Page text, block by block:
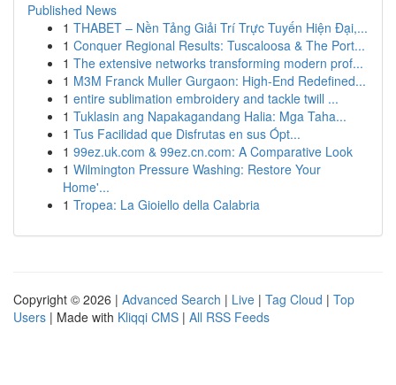
Published News
1 THABET – Nền Tảng Giải Trí Trực Tuyến Hiện Đại,...
1 Conquer Regional Results: Tuscaloosa & The Port...
1 The extensive networks transforming modern prof...
1 M3M Franck Muller Gurgaon: High-End Redefined...
1 entire sublimation embroidery and tackle twill ...
1 Tuklasin ang Napakagandang Halia: Mga Taha...
1 Tus Facilidad que Disfrutas en sus Ópt...
1 99ez.uk.com & 99ez.cn.com: A Comparative Look
1 Wilmington Pressure Washing: Restore Your
Home'...
1 Tropea: La Gioiello della Calabria
Copyright © 2026 | Advanced Search | Live | Tag Cloud | Top
Users | Made with Kliqqi CMS | All RSS Feeds